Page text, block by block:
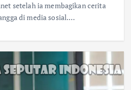
setelah ia membagikan cerita
di media sosial.…